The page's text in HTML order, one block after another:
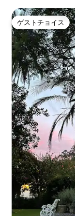
ゲストチョイス
ゲストチョイス